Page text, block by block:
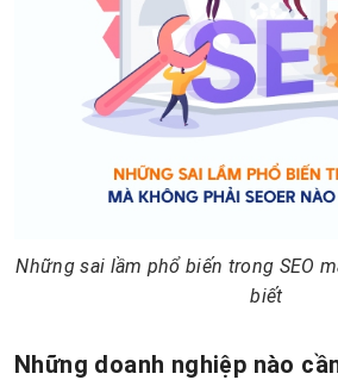
Những sai lầm phổ biến trong SEO
biết
Những doanh nghiệp nào